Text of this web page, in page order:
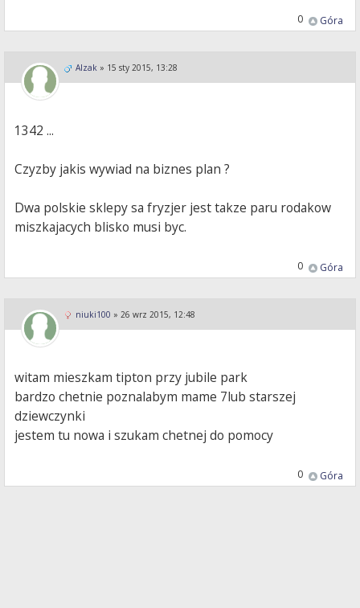
Góra
0
Alzak » 15 sty 2015, 13:28
1342 ...
Czyzby jakis wywiad na biznes plan ?
Dwa polskie sklepy sa fryzjer jest takze paru rodakow
miszkajacych blisko musi byc.
Góra
0
niuki100 » 26 wrz 2015, 12:48
witam mieszkam tipton przy jubile park
bardzo chetnie poznalabym mame 7lub starszej
dziewczynki
jestem tu nowa i szukam chetnej do pomocy
Góra
0